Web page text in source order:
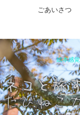
絵本感
ごあいさつ